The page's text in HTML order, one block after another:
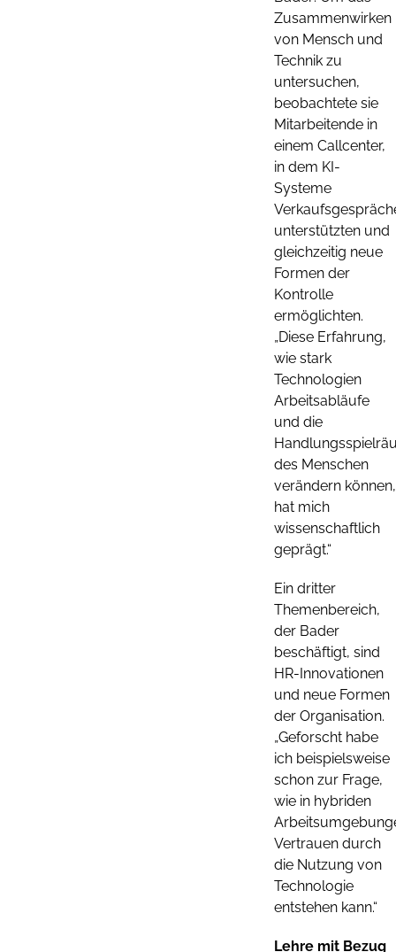
Zusammenwirken
von Mensch und
Technik zu
untersuchen,
beobachtete sie
Mitarbeitende in
einem Callcenter,
in dem KI-
Systeme
unterstützten und
gleichzeitig neue
Formen der
Kontrolle
ermöglichten.
„Diese Erfahrung,
wie stark
Technologien
Arbeitsabläufe
und die
des Menschen
verändern können,
hat mich
wissenschaftlich
geprägt.“
Ein dritter
Themenbereich,
der Bader
beschäftigt, sind
HR-Innovationen
und neue Formen
der Organisation.
„Geforscht habe
ich beispielsweise
schon zur Frage,
wie in hybriden
Vertrauen durch
die Nutzung von
Technologie
entstehen kann.“
Lehre mit Bezug